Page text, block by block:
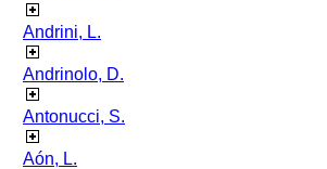
Andrini, L.
Andrinolo, D.
Antonucci, S.
Aón, L.